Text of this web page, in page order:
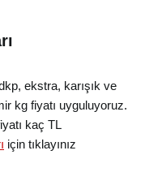
ekstra, karışık ve
kg fiyatı uyguluyoruz.
kaç TL
için tıklayınız